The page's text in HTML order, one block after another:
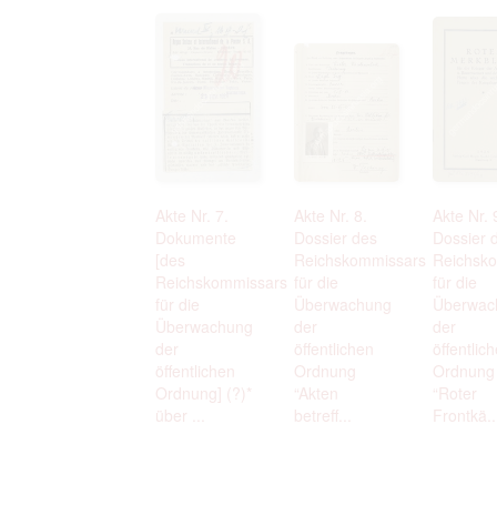
Akte Nr. 7.
Dokumente
[des
Reichskommissars
für die
Überwachung
der
öffentlichen
Ordnung] (?)*
über ...
Akte Nr. 8.
Dossier des
Reichskommissars
für die
Überwachung
der
öffentlichen
Ordnung
“Akten
betreff...
Akte Nr.
Dossier
für die
der
Ordnung
“Roter